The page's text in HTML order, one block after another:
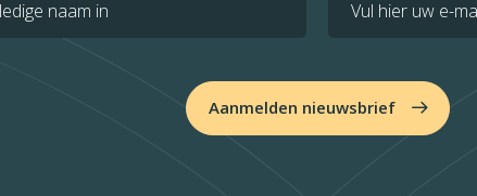
Aanmelden nieuwsbrief